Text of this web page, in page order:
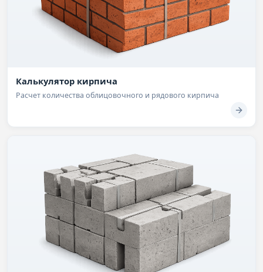
Калькулятор кирпича
Расчет количества облицовочного и рядового кирпича